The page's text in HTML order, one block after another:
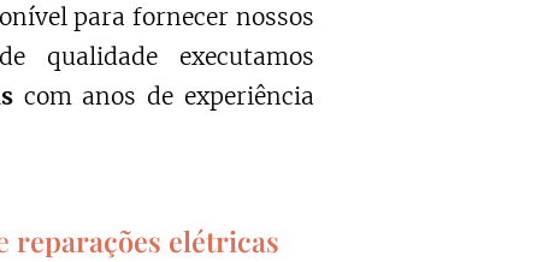
para fornecer nossos
qualidade executamos
com anos de experiência
reparações elétricas